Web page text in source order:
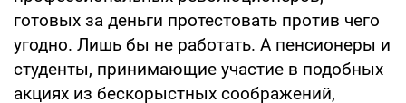
готовых за деньги протестовать против чего
угодно. Лишь бы не работать. А пенсионеры и
студенты, принимающие участие в подобных
акциях из бескорыстных соображений,